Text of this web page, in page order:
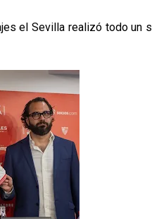
el Sevilla realizó todo un